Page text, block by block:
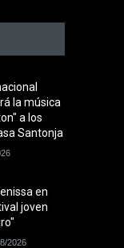
la música
a los
Santonja
en
joven
2026